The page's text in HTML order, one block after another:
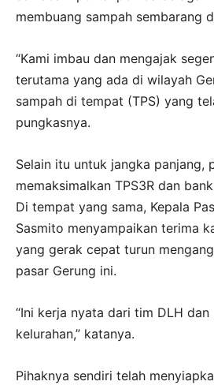
membuang sampah sembarang
“Kami imbau dan mengajak
terutama yang ada di wilayah
sampah di tempat (TPS) yang
pungkasnya.
Selain itu untuk jangka panjang,
memaksimalkan TPS3R dan
Di tempat yang sama, Kepala
Sasmito menyampaikan terima
yang gerak cepat turun
pasar Gerung ini.
“Ini kerja nyata dari tim DLH
kelurahan,” katanya.
Pihaknya sendiri telah